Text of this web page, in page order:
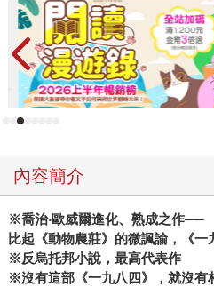
內容簡介
※喬治‧歐威爾進化、熟成之作──
比起《動物農莊》的微諷諭，《
※反烏托邦小說，最高代表作
※沒有這部《一九八四》，就沒有